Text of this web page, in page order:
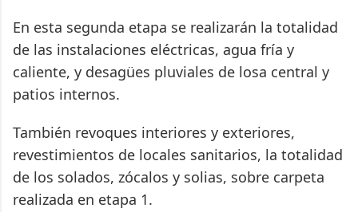
En esta segunda etapa se realizarán la totalidad
de las instalaciones eléctricas, agua fría y
caliente, y desagües pluviales de losa central y
patios internos.
También revoques interiores y exteriores,
revestimientos de locales sanitarios, la totalidad
de los solados, zócalos y solias, sobre carpeta
realizada en etapa 1.